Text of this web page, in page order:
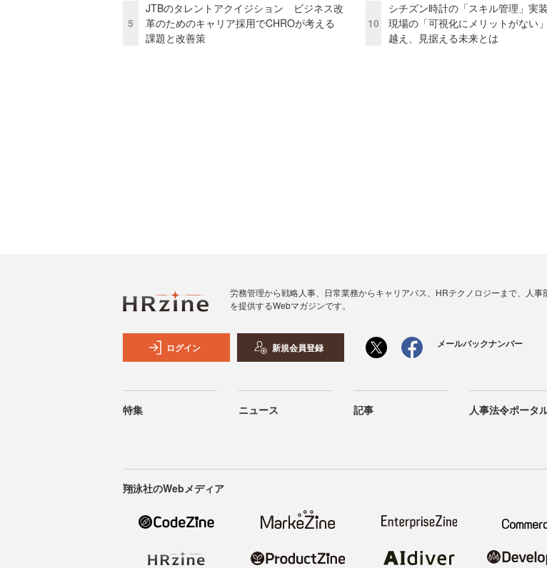
5
JTBのタレントアクイジション ビジネス改
革のためのキャリア採用でCHROが考える
課題と改善策
10
シチズン時計の「スキル管理」
現場の「可視化にメリットがない
越え、見据える未来とは
労務管理から戦略人事、日常業務からキャリアパス、HRテクノロジーまで、人
を提供するWebマガジンです。
ログイン 新規会員登録 メールバックナンバー
特集 ニュース 記事 人事法令ポータ
翔泳社のWebメディア